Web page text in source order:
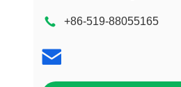
+86-519-88055165